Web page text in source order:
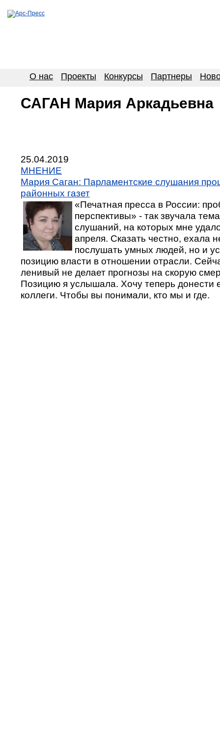
О нас Проекты Конкурсы Партнеры
САГАН Мария Аркадьевна
25.04.2019
МНЕНИЕ
Мария Саган: Парламентские слушания
районных газет
«Печатная пресса в России:
перспективы» - так звучала
слушаний, на которых мне
апреля. Сказать честно, ехала
послушать умных людей, но и
позицию власти в отношении отрасли.
ленивый не делает прогнозы на скорую
Позицию я услышала. Хочу теперь донести
коллеги. Чтобы вы понимали, кто мы и где.